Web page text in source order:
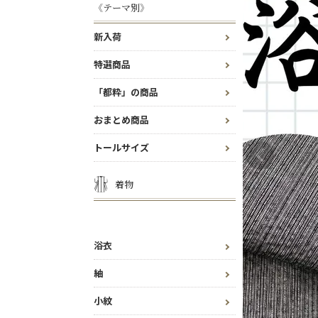
《テーマ別》
新入荷
特選商品
「都粋」の商品
おまとめ商品
トールサイズ
着物
浴衣
紬
小紋